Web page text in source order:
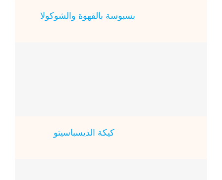
بسبوسة بالقهوة والشوكولا
كيكة الديسباسيتو